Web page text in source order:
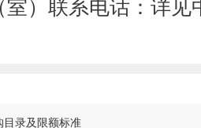
）联系电话：详见
目录及限额标准